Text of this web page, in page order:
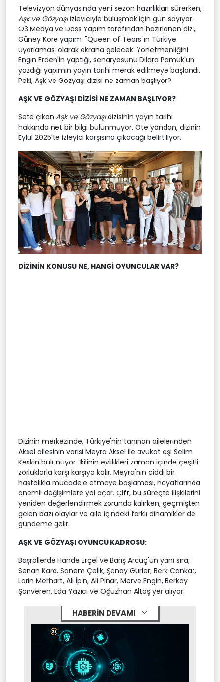
Televizyon dünyasında yeni sezon hazırlıkları sürerken,
Aşk ve Gözyaşıizleyiciyle buluşmak için gün sayıyor.
O3 Medya ve Dass Yapım tarafından hazırlanan dizi,
Güney Kore yapımı "Queen of Tears"ın Türkiye
uyarlaması olarak ekrana gelecek. Yönetmenliğini
Engin Erden'in yaptığı, senaryosunu Dilara Pamuk'un
yazdığı yapımın yayın tarihi merak edilmeye başlandı.
Peki, Aşk ve Gözyaşı dizisi ne zaman başlıyor?
AŞK VE GÖZYAŞI DİZİSİ NE ZAMAN BAŞLIYOR?
Sete çıkan Aşk ve Gözyaşıdizisinin yayın tarihi
hakkında net bir bilgi bulunmuyor. Öte yandan, dizinin
Eylül 2025'te izleyici karşısına çıkacağı belirtiliyor.
DİZİNİN KONUSU NE, HANGİ OYUNCULAR VAR?
Dizinin merkezinde, Türkiye'nin tanınan ailelerinden
Aksel ailesinin varisi Meyra Aksel ile avukat eşi Selim
Keskin bulunuyor. İkilinin evlilikleri zaman içinde çeşitli
zorluklarla karşı karşıya kalır. Meyra'nın ciddi bir
hastalıkla mücadele etmeye başlaması, hayatlarında
önemli değişimlere yol açar. Çift, bu süreçte ilişkilerini
yeniden değerlendirmek zorunda kalırken, geçmişten
gelen bazı olaylar ve aile içindeki farklı dinamikler de
gündeme gelir.
AŞK VE GÖZYAŞI OYUNCU KADROSU:
Başrollerde Hande Erçel ve Barış Arduç'un yanı sıra;
Senan Kara, Sanem Çelik, Şenay Gürler, Berk Cankat,
Lorin Merhart, Ali İpin, Ali Pınar, Merve Engin, Berkay
Şanveren, Eda Yazıcı ve Oğuzhan Altaş yer alıyor.
HABERİN DEVAMI